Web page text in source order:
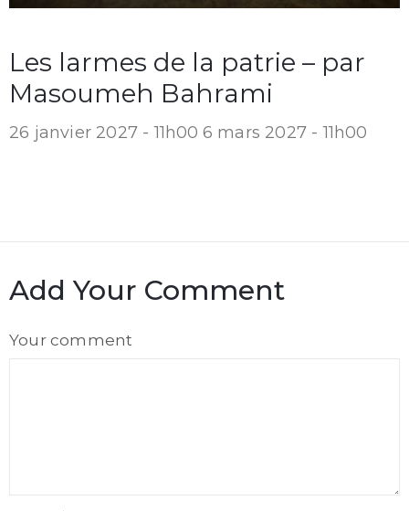
Les larmes de la patrie – par
Masoumeh Bahrami
26 janvier 2027 - 11h00 6 mars 2027 - 11h00
Add Your Comment
Your comment